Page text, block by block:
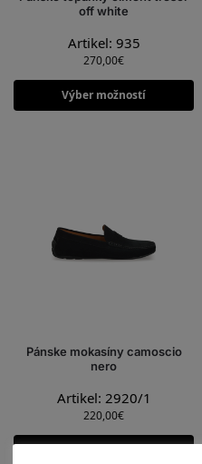
off white
Artikel: 935
270,00€
Výber možností
Pánske mokasíny camoscio
nero
Artikel: 2920/1
220,00€